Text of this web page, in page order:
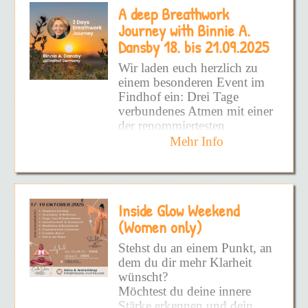
aufzudecken!
Alle Facetten von DIR
zeigen zu wollen!
DEINEN inneren Frieden
zu fühlen!
Und vielleicht hast du schon
so viel versucht - Bücher -
Podcast - Kurse - UND
WIEDER ANGEWENDET!
Weil du nicht an die
Wurzel gekommen bist!
Weil es superschwer ist -
ALLEINE zu sehen, wo man
steht!
Dauerhaften Befreiung.
Schmerzhafte Prägungen
sowie hinderliche Glaubens-
und Verhaltensmuster werden
wirksam und nachhaltig
gelöst und es entsteht Raum
die eigene Vitalität wieder
voll und ganz zu spüren.
A deep Breathwork
Journey with Binnie A.
Dansby 18. bis 21.09.2025
Wir laden euch herzlich zu
einem besonderen Event im
Findhof ein: Drei Tage
verbundenes Atmen mit einer
der renommiertesten
Atemtherapeutinnen –
Glastonbury, UK.
Jahrzehnten eine
internationale Pionierin auf
dem Gebiet von Bewusstsein
und Atemarbeit. Als
Begründerin vonSOURCE
Process and Breathwork
hat sie eine einzigartige
Mehr Info
Inside Glow Weekend
(Women only)
Stehst du an einem Punkt, an
dem du dir mehr Klarheit
wünscht?
Möchtest du deine innere